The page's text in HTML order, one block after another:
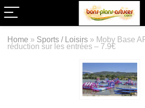
Home » Sports / Loisirs » Moby Base
réduction sur les entrées – 7.9€